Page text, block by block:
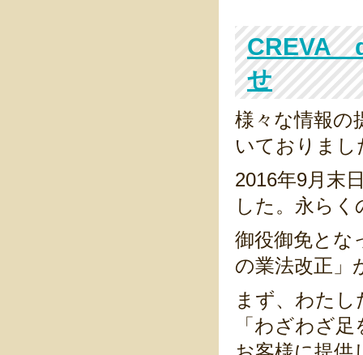
CREVA
せ
様々な情報の
いておりま
2016年9月末
した。永ら
御役御免とな
の業法改正」
まず、わた
「わざわざ